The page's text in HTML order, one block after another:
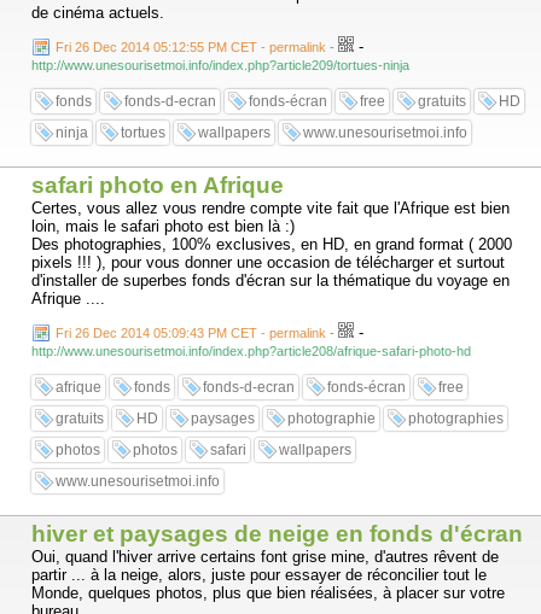
de cinéma actuels.
Fri 26 Dec 2014 05:12:55 PM CET - permalink - -
http://www.unesourisetmoi.info/index.php?article209/tortues-ninja
fonds fonds-d-ecran fonds-écran free gratuits
HD
ninja
tortues wallpapers www.unesourisetmoi.info
safari photo en Afrique
Certes, vous allez vous rendre compte vite fait que l'Afrique est bien
loin, mais le safari photo est bien là :)
Des photographies, 100% exclusives, en HD, en grand format ( 2000
pixels !!! ), pour vous donner une occasion de télécharger et surtout
d'installer de superbes fonds d'écran sur la thématique du voyage en
Afrique ....
Fri 26 Dec 2014 05:09:43 PM CET - permalink - -
http://www.unesourisetmoi.info/index.php?article208/afrique-safari-photo-hd
afrique fonds fonds-d-ecran fonds-écran
free
gratuits
HD paysages photographie
photographies
photos
photos safari
wallpapers
www.unesourisetmoi.info
hiver et paysages de neige en fonds d'écran
Oui, quand l'hiver arrive certains font grise mine, d'autres rêvent de
partir ... à la neige, alors, juste pour essayer de réconcilier tout le
Monde, quelques photos, plus que bien réalisées, à placer sur votre